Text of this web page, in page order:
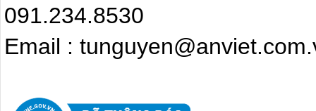
091.234.8530
Email :